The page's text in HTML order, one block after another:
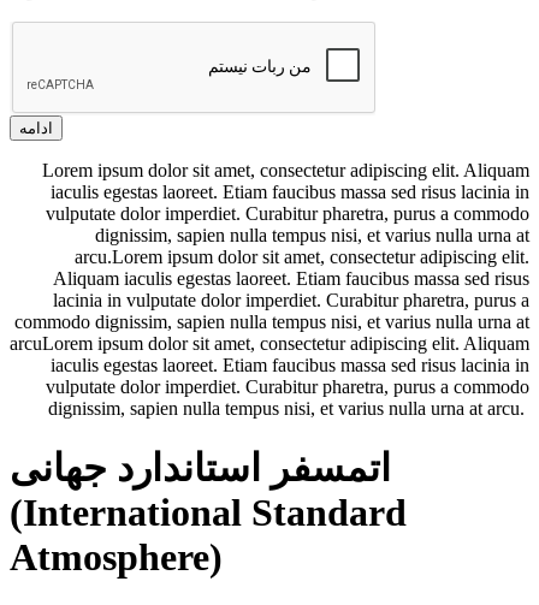
ادامه
Lorem ipsum dolor sit amet, consectetur adipiscing elit. Aliquam
iaculis egestas laoreet. Etiam faucibus massa sed risus lacinia in
vulputate dolor imperdiet. Curabitur pharetra, purus a commodo
dignissim, sapien nulla tempus nisi, et varius nulla urna at
arcu.Lorem ipsum dolor sit amet, consectetur adipiscing elit.
Aliquam iaculis egestas laoreet. Etiam faucibus massa sed risus
lacinia in vulputate dolor imperdiet. Curabitur pharetra, purus a
commodo dignissim, sapien nulla tempus nisi, et varius nulla urna at
arcuLorem ipsum dolor sit amet, consectetur adipiscing elit. Aliquam
iaculis egestas laoreet. Etiam faucibus massa sed risus lacinia in
vulputate dolor imperdiet. Curabitur pharetra, purus a commodo
dignissim, sapien nulla tempus nisi, et varius nulla urna at arcu.
اتمسفر استاندارد جهانی
(International Standard
Atmosphere)